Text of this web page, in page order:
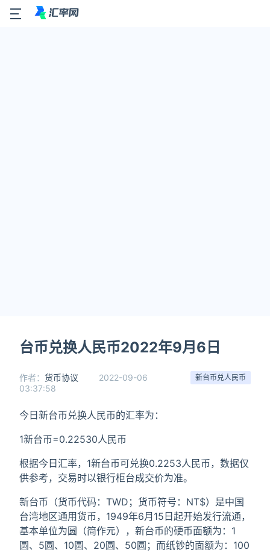
台币兑换人民币2022年9月6日
新台币兑人民币
作者： 货币协议
2022-09-06
03:37:58
今日新台币兑换人民币的汇率为：
1新台币=0.22530人民币
根据今日汇率，1新台币可兑换0.2253人民币，数据仅
供参考，交易时以银行柜台成交价为准。
新台币（货币代码：TWD；货币符号：NT$）是中国
台湾地区通用货币，1949年6月15日起开始发行流通，
基本单位为圆（简作元），新台币的硬币面额为：1
圆、5圆、10圆、20圆、50圆；而纸钞的面额为：100